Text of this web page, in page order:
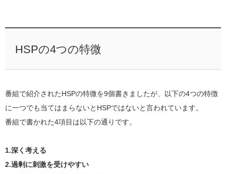
HSPの4つの特微
番組で紹介されたHSPの特微を9個書きましたが、以下の4つの特徴
に一つでも当てはまらないとHSPではないと言われています。
番組で書かれた4項目は以下の通りです。
1.深く考える
2.過剰に刺激を受けやすい